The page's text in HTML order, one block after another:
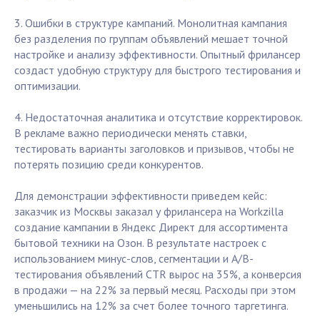
3. Ошибки в структуре кампаний. Монолитная кампания
без разделения по группам объявлений мешает точной
настройке и анализу эффективности. Опытный фрилансер
создаст удобную структуру для быстрого тестирования и
оптимизации.
4. Недостаточная аналитика и отсутствие корректировок.
В рекламе важно периодически менять ставки,
тестировать варианты заголовков и призывов, чтобы не
потерять позицию среди конкурентов.
Для демонстрации эффективности приведем кейс:
заказчик из Москвы заказал у фрилансера на Workzilla
создание кампании в Яндекс Директ для ассортимента
бытовой техники на Озон. В результате настроек с
использованием минус-слов, сегментации и A/B-
тестирования объявлений CTR вырос на 35%, а конверсия
в продажи — на 22% за первый месяц. Расходы при этом
уменьшились на 12% за счет более точного таргетинга.